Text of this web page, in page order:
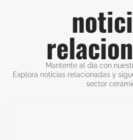
Mantente al día con
Explora noticias relacionadas y
sector